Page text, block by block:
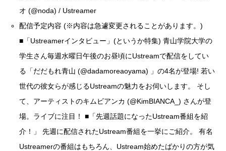
オ (@noda) / Ustreamer
配信予定内容 (※内容は急遽変更されることがあります。)
■「Ustreamerインタビュー」(というか特集) 青山学院大学の
学生さん毎週水曜日午後のお昼頃にUstreamで配信をしてい
る「だだもれ青山 (@dadamoreaoyama) 」の4名が登場! 若い
世代の彼女らが感じるUstreamの魅力をお伺いします。 そし
て、アーティストのキムビアンカ (@KimBIANCA_) さんが登
場。ライブに注目！ ■「先週話題になったUstream番組を紹
介！」 先週に配信されたUstream番組を一挙にご紹介。 有名
Ustreamerの番組はもちろん、Ustream始めたばかりの方が気